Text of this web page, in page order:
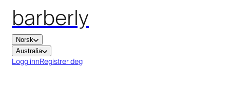
barberly
Norsk
Australia
Logg innRegistrer deg